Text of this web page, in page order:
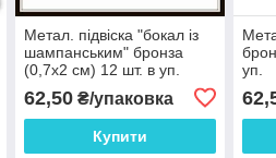
Метал. підвіска "бокал із
шампанським" бронза
(0,7х2 см) 12 шт. в уп.
62,50₴/упаковка
Купити
уп.